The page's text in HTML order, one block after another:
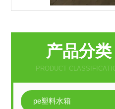
产品分类
PRODUCT
pe塑料水箱